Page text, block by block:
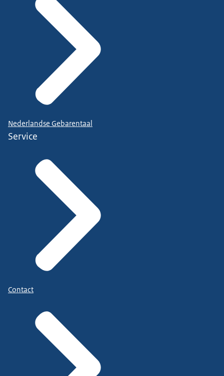
Nederlandse Gebarentaal
Service
Contact